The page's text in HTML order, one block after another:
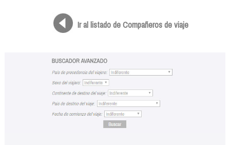
Ir al listado de Compañeros de viaje